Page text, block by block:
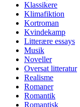
Klassikere
Klimafiktion
Kortroman
Kvindekamp
Litterære essays
Musik
Noveller
Oversat litteratur
Realisme
Romaner
Romantik
Romantisk